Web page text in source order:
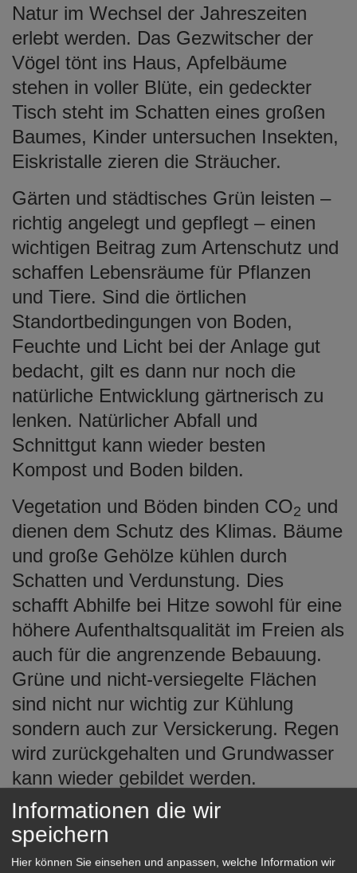
Natur im Wechsel der Jahreszeiten
erlebt werden. Das Gezwitscher der
Vögel tönt ins Haus, Apfelbäume
stehen in voller Blüte, ein gedeckter
Tisch steht im Schatten eines großen
Baumes, Kinder untersuchen Insekten,
Eiskristalle zieren die Sträucher.
Gärten und städtisches Grün leisten –
richtig angelegt und gepflegt – einen
wichtigen Beitrag zum Artenschutz und
schaffen Lebensräume für Pflanzen
und Tiere. Sind die örtlichen
Standortbedingungen von Boden,
Feuchte und Licht bei der Anlage gut
bedacht, gilt es dann nur noch die
natürliche Entwicklung gärtnerisch zu
lenken. Natürlicher Abfall und
Schnittgut kann wieder besten
Kompost und Boden bilden.
Vegetation und Böden binden CO2 und
dienen dem Schutz des Klimas. Bäume
und große Gehölze kühlen durch
Schatten und Verdunstung. Dies
schafft Abhilfe bei Hitze sowohl für eine
höhere Aufenthaltsqualität im Freien als
auch für die angrenzende Bebauung.
Grüne und nicht-versiegelte Flächen
sind nicht nur wichtig zur Kühlung
sondern auch zur Versickerung. Regen
wird zurückgehalten und Grundwasser
kann wieder gebildet werden.
Ein Garten ist multifunktional nutzbar,
als Wohnraum im Freien, zum Treffen
und Feiern, zum Arbeiten und Speisen,
Informationen die wir
speichern
Hier können Sie einsehen und anpassen, welche Information wir